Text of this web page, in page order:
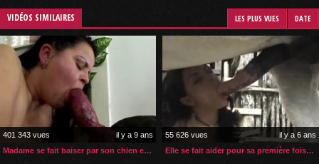
VIDÉOS SIMILAIRES LES PLUS VUES DATE
401 343 vues
il y a 9 ans
Madame se fait baiser par son chien et ses mecs
55 626 vues
il y a 6 ans
Elle se fait aider pour sa première fois avec un cheval